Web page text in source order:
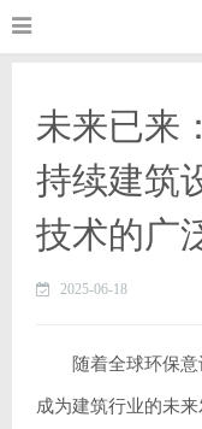
未来已来
持续建筑
技术的广
2025-06-18
随着全球环保
成为建筑行业的未